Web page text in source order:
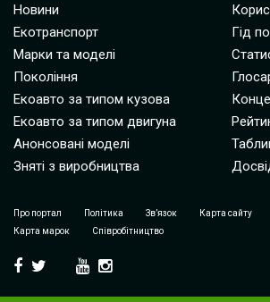
Новини
Екотранспорт
Марки та моделі
Покоління
Екоавто за типом кузова
Екоавто за типом двигуна
Анонсовані моделі
Зняті з виробництва
Гід
Про портал Політика Зв’язок Карта сайту
Карта марок
Співробітництво